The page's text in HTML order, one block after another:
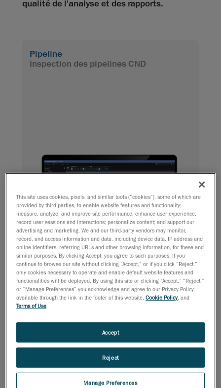
qualité de l'analyse et des rapports.
Pipeline
Inspection des pipelines CND
Pipeline fournit des résultats précis et des analyses
approfondies sur site, permettant aux propriétaires de
pipelines d'établir des diagnostics valides et de prendre
rapidement les décisions de réparation appropriées.
Aéronef
Inspection aérospatiale CND
This site uses cookies, pixels, and similar tools (“cookies”), some of which are
provided by third parties, to enable website features and functionality;
measure, analyze, and improve site performance; enhance user experience;
record user sessions and interactions; personalize content; and support our
advertising and marketing. We and our third-party vendors may monitor,
record, and access information and data, including device data, IP address and
online identifiers, referring URLs and other browsing information, for these and
similar purposes. By clicking Accept, you agree to such purposes. If you
continue to browse our site without clicking “Accept,” or if you click “Reject,”
only cookies necessary to operate and enable default website features and
functionalities will be deployed. By using this site or clicking “Accept,” “Reject,”
or “Manage Preferences” you acknowledge and agree to our Privacy Policy
available through the link in the footer of this website,Cookie Policy, and
Terms of Use.
Manage Preferences
Reject
Accept